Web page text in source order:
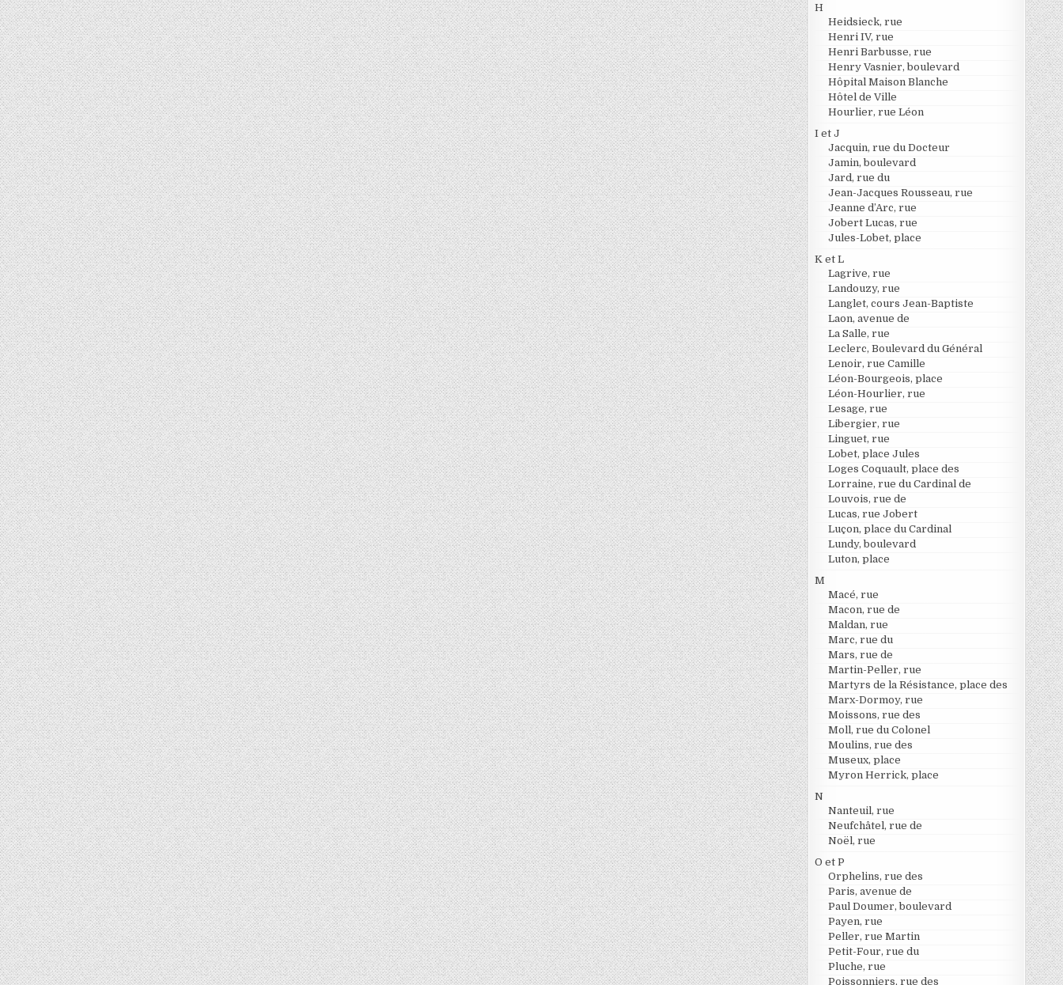
H
Heidsieck, rue
Henri IV, rue
Henri Barbusse, rue
Henry Vasnier, boulevard
Hôpital Maison Blanche
Hôtel de Ville
Hourlier, rue Léon
I et J
Jacquin, rue du Docteur
Jamin, boulevard
Jard, rue du
Jean-Jacques Rousseau, rue
Jeanne d’Arc, rue
Jobert Lucas, rue
Jules-Lobet, place
K et L
Lagrive, rue
Landouzy, rue
Langlet, cours Jean-Baptiste
Laon, avenue de
La Salle, rue
Leclerc, Boulevard du Général
Lenoir, rue Camille
Léon-Bourgeois, place
Léon-Hourlier, rue
Lesage, rue
Libergier, rue
Linguet, rue
Lobet, place Jules
Loges Coquault, place des
Lorraine, rue du Cardinal de
Louvois, rue de
Lucas, rue Jobert
Luçon, place du Cardinal
Lundy, boulevard
Luton, place
M
Macé, rue
Macon, rue de
Maldan, rue
Marc, rue du
Mars, rue de
Martin-Peller, rue
Martyrs de la Résistance, place des
Marx-Dormoy, rue
Moissons, rue des
Moll, rue du Colonel
Moulins, rue des
Museux, place
Myron Herrick, place
N
Nanteuil, rue
Neufchâtel, rue de
Noël, rue
O et P
Orphelins, rue des
Paris, avenue de
Paul Doumer, boulevard
Payen, rue
Peller, rue Martin
Petit-Four, rue du
Pluche, rue
Poissonniers, rue des